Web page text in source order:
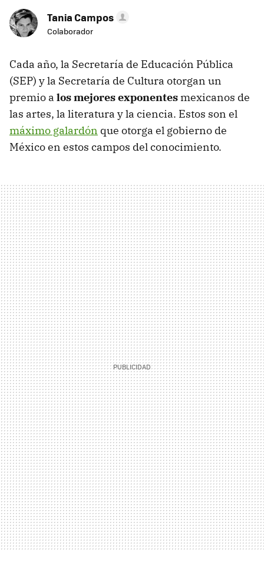
Tania Campos
Colaborador
Cada año, la Secretaría de Educación Pública
(SEP) y la Secretaría de Cultura otorgan un
premio a los mejores exponentes mexicanos de
las artes, la literatura y la ciencia. Estos son el
máximo galardón que otorga el gobierno de
México en estos campos del conocimiento.